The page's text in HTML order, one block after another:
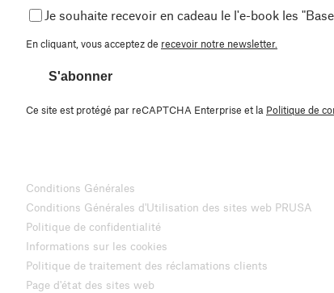
Je souhaite recevoir en cadeau le l'e-book les
En cliquant, vous acceptez de recevoir notre newsletter.
S'abonner
Ce site est protégé par reCAPTCHA Enterprise et la Politique de
Conditions Générales
Conditions Générales d'Utilisation des sites web PRUSA
Politique de confidentialité
Informations sur les cookies
Politique de traitement des réclamations clients
Page d'état des sites web